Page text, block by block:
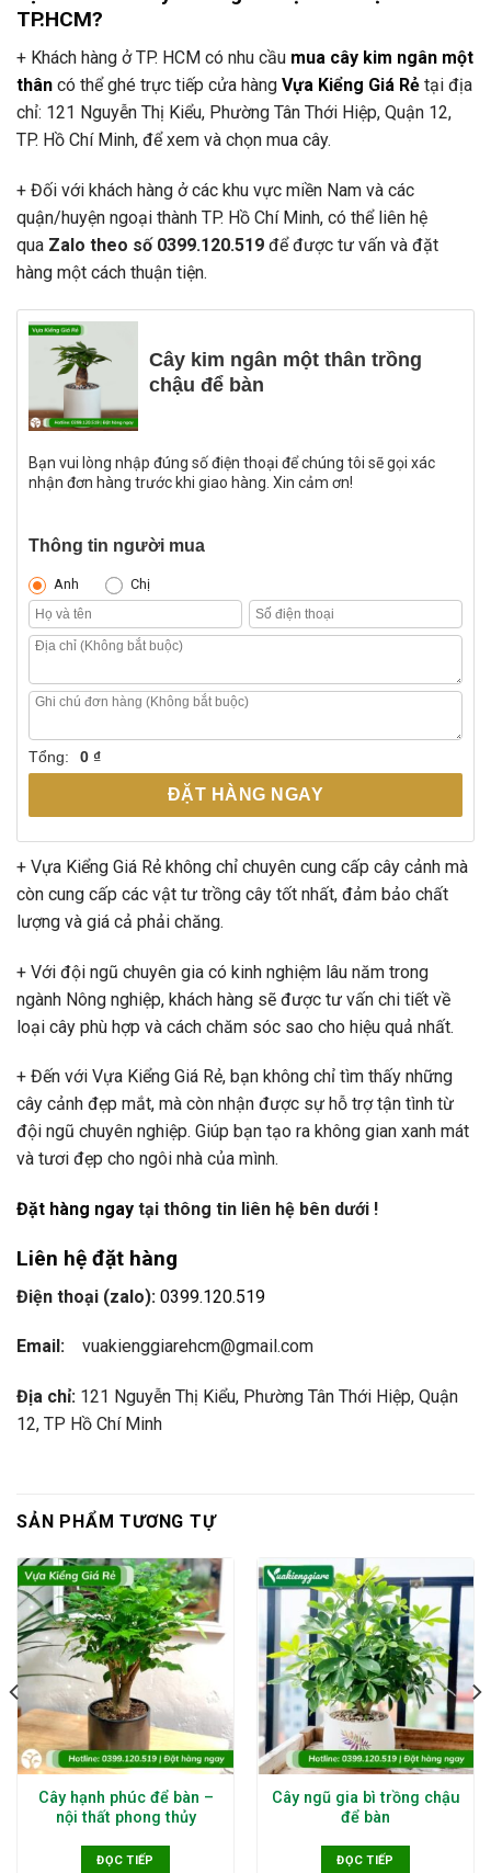
TP.HCM?
+ Khách hàng ở TP. HCM có nhu cầu mua cây kim ngân một
thân có thể ghé trực tiếp cửa hàng Vựa Kiểng Giá Rẻ tại địa
chỉ: 121 Nguyễn Thị Kiểu, Phường Tân Thới Hiệp, Quận 12,
TP. Hồ Chí Minh, để xem và chọn mua cây.
+ Đối với khách hàng ở các khu vực miền Nam và các
quận/huyện ngoại thành TP. Hồ Chí Minh, có thể liên hệ
qua Zalo theo số 0399.120.519 để được tư vấn và đặt
hàng một cách thuận tiện.
Cây kim ngân một thân trồng
chậu để bàn
Bạn vui lòng nhập đúng số điện thoại để chúng tôi sẽ gọi xác
nhận đơn hàng trước khi giao hàng. Xin cảm ơn!
Thông tin người mua
Anh Chị
Tổng: 0 ₫
ĐẶT HÀNG NGAY
+ Vựa Kiểng Giá Rẻ không chỉ chuyên cung cấp cây cảnh mà
còn cung cấp các vật tư trồng cây tốt nhất, đảm bảo chất
lượng và giá cả phải chăng.
+ Với đội ngũ chuyên gia có kinh nghiệm lâu năm trong
ngành Nông nghiệp, khách hàng sẽ được tư vấn chi tiết về
loại cây phù hợp và cách chăm sóc sao cho hiệu quả nhất.
+ Đến với Vựa Kiểng Giá Rẻ, bạn không chỉ tìm thấy những
cây cảnh đẹp mắt, mà còn nhận được sự hỗ trợ tận tình từ
đội ngũ chuyên nghiệp. Giúp bạn tạo ra không gian xanh mát
và tươi đẹp cho ngôi nhà của mình.
Đặt hàng ngay tại thông tin liên hệ bên dưới !
Liên hệ đặt hàng
Điện thoại (zalo): 0399.120.519
Email: vuakienggiarehcm@gmail.com
Địa chỉ: 121 Nguyễn Thị Kiểu, Phường Tân Thới Hiệp, Quận
12, TP Hồ Chí Minh
SẢN PHẨM TƯƠNG TỰ
Cây hạnh phúc để bàn –
nội thất phong thủy
ĐỌC TIẾP
Cây ngũ gia bì trồng chậu
để bàn
ĐỌC TIẾP